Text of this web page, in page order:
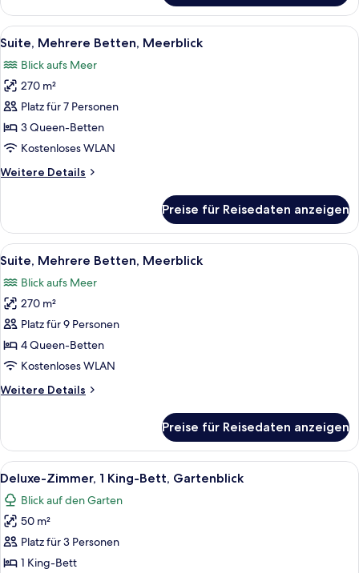
Zimmer,
1 King-
Bett,
Alle
Fotos
für
Suite,
Mehrere
Betten,
Meerblick
Ein modernes Wohnzimmer mit
6
Suite, Mehrere Betten, Meerblick
Blick aufs Meer
270 m²
Platz für 7 Personen
3 Queen-Betten
Kostenloses WLAN
Weitere Details
Weitere
Mehrere
Betten,
Meerblick
Preise für Reisedaten anzeigen
Alle
Fotos
für
Suite,
Mehrere
Betten,
Meerblick
Ein modernes Schlafzimmer mit Bett,
5
Suite, Mehrere Betten, Meerblick
Blick aufs Meer
270 m²
Platz für 9 Personen
4 Queen-Betten
Kostenloses WLAN
Weitere Details
Weitere
Mehrere
Betten,
Meerblick
Preise für Reisedaten anzeigen
Alle
Fotos
für
Deluxe-
Zimmer,
1 King-
Ein modernes Hotelzimmer mit
6
Deluxe-Zimmer, 1 King-Bett, Gartenblick
Blick auf den Garten
50 m²
Platz für 3 Personen
1 King-Bett